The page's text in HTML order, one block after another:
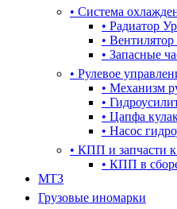
• Система
• Радиатор
• Вентилятор
• Запасные
• Рулевое
• Механизм
•
• Цапфа
• Насос
• КПП и запчасти
• КПП в
МТЗ
Грузовые иномарки